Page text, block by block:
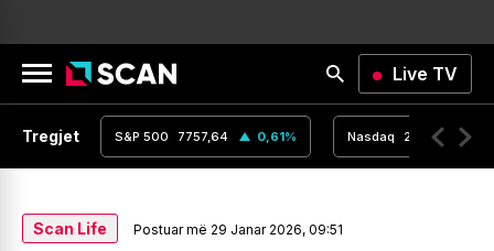
Live TV
Tregjet
0% S&P 500 7757,64 0,61% Nasdaq 26690,62
Scan Life Postuar më 29 Janar 2026, 09:51